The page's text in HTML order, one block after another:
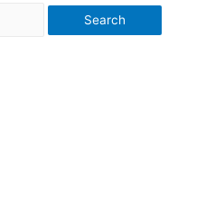
Search